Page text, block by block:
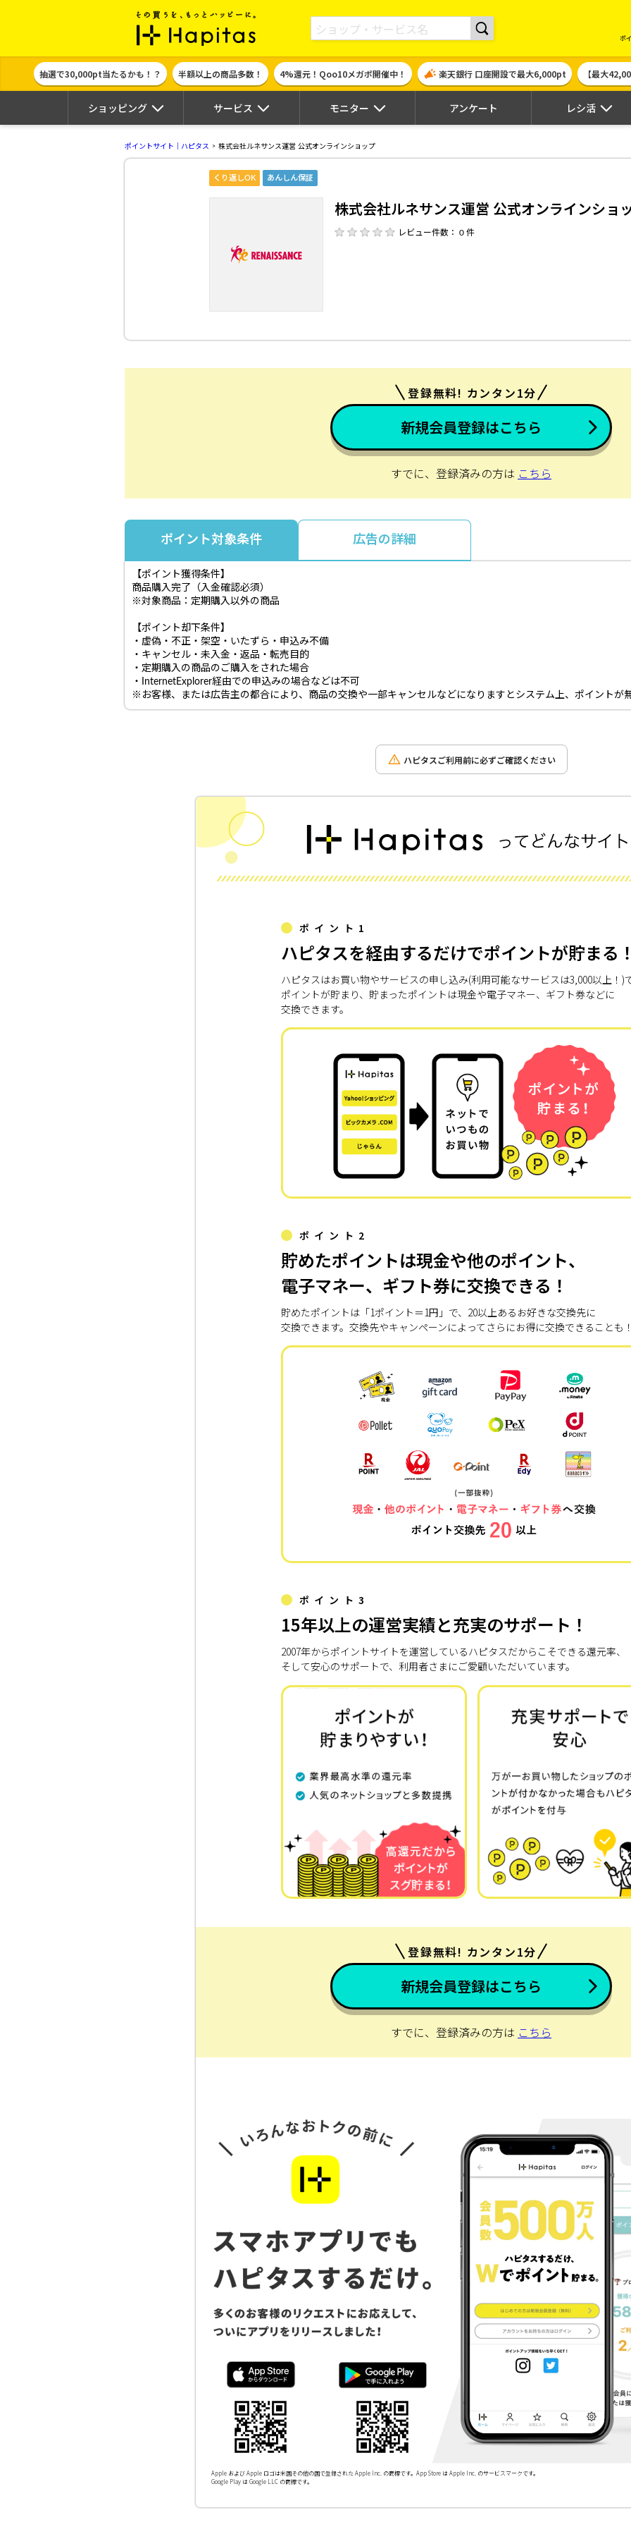
ポイント貯めて現金やギフト券に交換できるポイントサイト | ハピタス
ポ
抽選で30,000pt当たるかも！？ 半額以上の商品多数！ 4%還元！Qoo10メガポ開催中！ 楽天銀行 口座開設で最大6,000pt 【最大
ショッピング サービス モニター アンケート レシ活
ポイントサイト｜ハピタス 株式会社ルネサンス運営 公式オンラインショップ
くり返しOK あんしん保証
株式会社ルネサンス運営 公式オンラインショ
レビュー件数： 0 件
登録無料! カンタン1分
新規会員登録はこちら
すでに、登録済みの方は こちら
ポイント対象条件 広告の詳細
【ポイント獲得条件】
商品購入完了（入金確認必須）
※対象商品：定期購入以外の商品
【ポイント却下条件】
・虚偽・不正・架空・いたずら・申込み不備
・キャンセル・未入金・返品・転売目的
・定期購入の商品のご購入をされた場合
・InternetExplorer経由での申込みの場合などは不可
※お客様、または広告主の都合により、商品の交換や一部キャンセルなどになりますとシステム上、ポイントが
ハピタスご利用前に必ずご確認ください
ポイント1
ハピタスを経由するだけでポイントが貯まる
ハピタスはお買い物やサービスの申し込み(利用可能なサービスは3,000以上！)
ポイントが貯まり、貯まったポイントは現金や電子マネー、ギフト券などに
交換できます。
ポイント2
貯めたポイントは現金や他のポイント、
電子マネー、ギフト券に交換できる！
貯めたポイントは「1ポイント＝1円」で、20以上あるお好きな交換先に
交換できます。交換先やキャンペーンによってさらにお得に交換できることも
ポイント3
15年以上の運営実績と充実のサポート！
2007年からポイントサイトを運営しているハピタスだからこそできる還元率、
そして安心のサポートで、利用者さまにご愛顧いただいています。
登録無料! カンタン1分
新規会員登録はこちら
すでに、登録済みの方は こちら
Apple および Apple ロゴは米国その他の国で登録された Apple Inc. の商標です。App Store は Apple Inc. のサービスマークです。
Google Play は Google LLC の商標です。